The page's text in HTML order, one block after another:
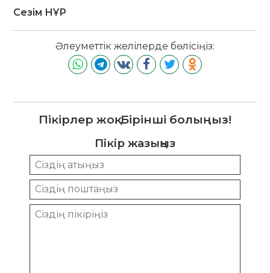
Сезім НҰР
Әлеуметтік желілерде бөлісіңіз:
Пікірлер жоқ. Бірінші болыңыз!
Пікір жазыңыз